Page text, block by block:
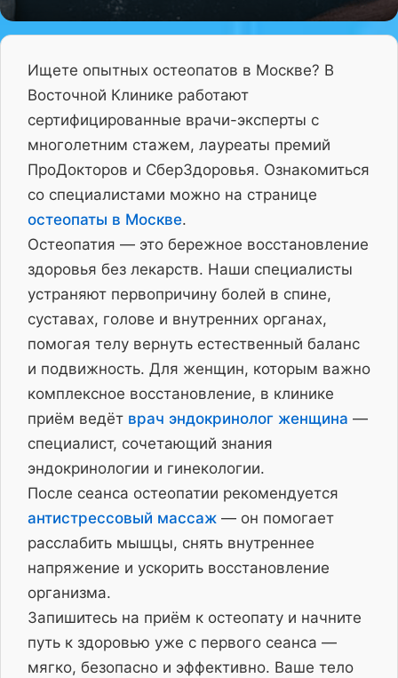
Ищете опытных остеопатов в Москве? В
Восточной Клинике работают
сертифицированные врачи-эксперты с
многолетним стажем, лауреаты премий
ПроДокторов и СберЗдоровья. Ознакомиться
со специалистами можно на странице
остеопаты в Москве.
Остеопатия — это бережное восстановление
здоровья без лекарств. Наши специалисты
устраняют первопричину болей в спине,
суставах, голове и внутренних органах,
помогая телу вернуть естественный баланс
и подвижность. Для женщин, которым важно
комплексное восстановление, в клинике
приём ведёт врач эндокринолог женщина —
специалист, сочетающий знания
эндокринологии и гинекологии.
После сеанса остеопатии рекомендуется
антистрессовый массаж — он помогает
расслабить мышцы, снять внутреннее
напряжение и ускорить восстановление
организма.
Запишитесь на приём к остеопату и начните
путь к здоровью уже с первого сеанса —
мягко, безопасно и эффективно. Ваше тело